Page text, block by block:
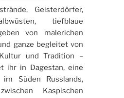
Geisterdörfer,
tiefblaue
von malerichen
ganze begleitet von
und Tradition –
ihr in Dagestan, eine
im Süden Russlands,
Kaspischen